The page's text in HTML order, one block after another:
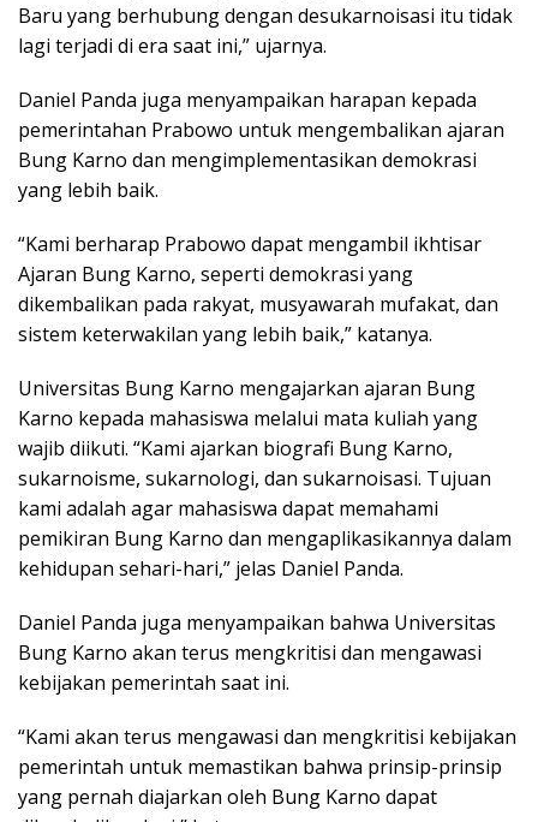
Baru yang berhubung dengan desukarnoisasi itu tidak
lagi terjadi di era saat ini,” ujarnya.
Daniel Panda juga menyampaikan harapan kepada
pemerintahan Prabowo untuk mengembalikan ajaran
Bung Karno dan mengimplementasikan demokrasi
yang lebih baik.
“Kami berharap Prabowo dapat mengambil ikhtisar
Ajaran Bung Karno, seperti demokrasi yang
dikembalikan pada rakyat, musyawarah mufakat, dan
sistem keterwakilan yang lebih baik,” katanya.
Universitas Bung Karno mengajarkan ajaran Bung
Karno kepada mahasiswa melalui mata kuliah yang
wajib diikuti. “Kami ajarkan biografi Bung Karno,
sukarnoisme, sukarnologi, dan sukarnoisasi. Tujuan
kami adalah agar mahasiswa dapat memahami
pemikiran Bung Karno dan mengaplikasikannya dalam
kehidupan sehari-hari,” jelas Daniel Panda.
Daniel Panda juga menyampaikan bahwa Universitas
Bung Karno akan terus mengkritisi dan mengawasi
kebijakan pemerintah saat ini.
“Kami akan terus mengawasi dan mengkritisi kebijakan
pemerintah untuk memastikan bahwa prinsip-prinsip
yang pernah diajarkan oleh Bung Karno dapat